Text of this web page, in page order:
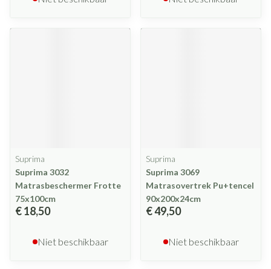
Suprima
Suprima 3032
Matrasbeschermer Frotte
75x100cm
€ 18,50
Niet beschikbaar
Suprima
Suprima 3069
Matrasovertrek Pu+tencel
90x200x24cm
€ 49,50
Niet beschikbaar